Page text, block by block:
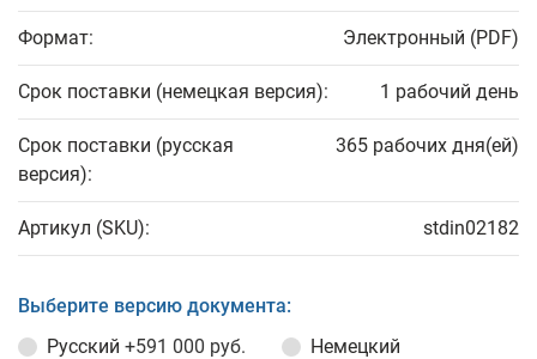
Формат: Электронный (PDF)
Срок поставки (немецкая версия): 1 рабочий день
Срок поставки (русская
версия):
365 рабочих дня(ей)
Артикул (SKU): stdin02182
Выберите версию документа:
Русский +591 000 руб. Немецкий